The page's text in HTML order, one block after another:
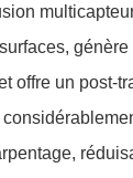
offre un post-